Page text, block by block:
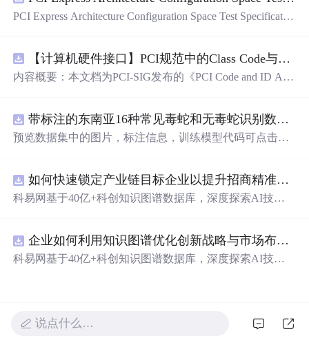
PCI Express Architecture Configuration Space Test Specificatio
【计算机硬件接口】PCI规范中的Class Code与Capability ID分配：设备功能分类及扩展能力标识系统设计
内容概要：本文档为PCI-SIG发布的《PCI Code and ID Assi
ity IDs）以
带标注的东南亚16种常见毒蛇和无毒蛇识别数据集， 识别率73.4%，7593张图，支持yolo
预览数据集中的图片，标注信息，训练模型代码可点击查
免费咨询，主页获取作者联系方式
如何快速锁定产业链目标企业以提升招商精准度？.docx
科易网基于40亿+科创知识图谱数据库，深度探索AI技术
新领域的AI+数智化解决方案，推动科技创新与产业创新
智能化发展。
企业如何利用知识图谱优化创新战略与市场布局？.docx
科易网基于40亿+科创知识图谱数据库，深度探索AI技术
智能化发展。
说点什么…